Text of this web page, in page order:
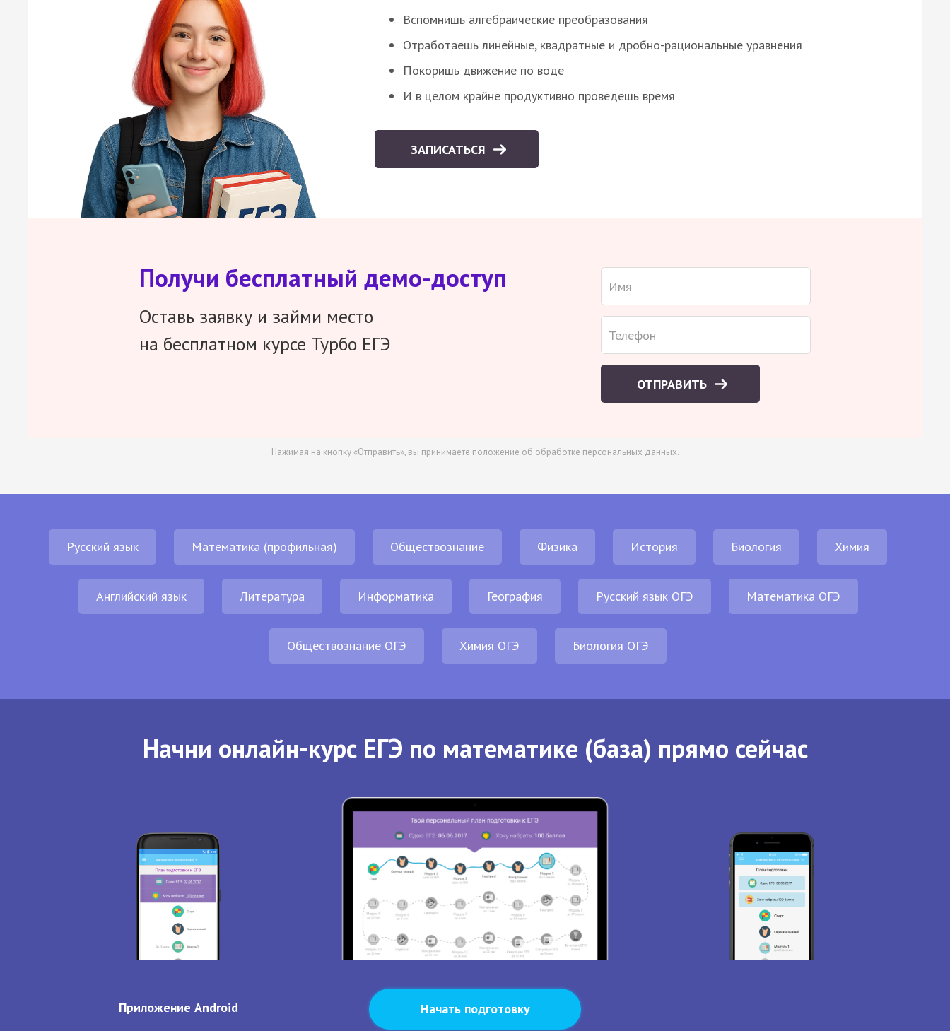
Вспомнишь алгебраические преобразования
Отработаешь линейные, квадратные и дробно-рациональные уравнения
Покоришь движение по воде
И в целом крайне продуктивно проведешь время
ЗАПИСАТЬСЯ
Получи бесплатный демо-доступ
Оставь заявку и займи место
на бесплатном курсе Турбо ЕГЭ
ОТПРАВИТЬ
Нажимая на кнопку «Отправить», вы принимаете положение об обработке персональных данных.
Русский язык Математика (профильная) Обществознание Физика История Биология Химия
Английский язык Литература Информатика География Русский язык ОГЭ Математика ОГЭ
Обществознание ОГЭ Химия ОГЭ Биология ОГЭ
Начни онлайн-курс ЕГЭ по математике (база) прямо сейчас
Приложение Android Начать подготовку